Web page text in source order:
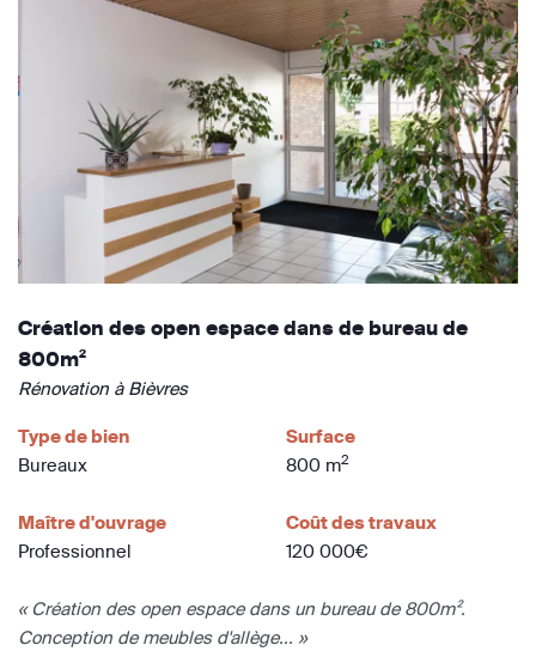
Création des open espace dans de bureau de
800m²
Rénovation à Bièvres
Type de bien
Bureaux
Surface
800 m2
Maître d'ouvrage
Professionnel
Coût des travaux
120 000€
« Création des open espace dans un bureau de 800m².
Conception de meubles d'allège... »